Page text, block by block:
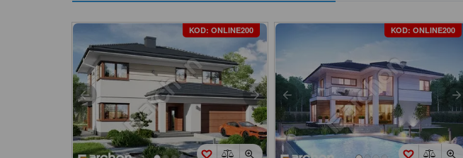
KOD: ONLINE200 KOD: ONLINE200